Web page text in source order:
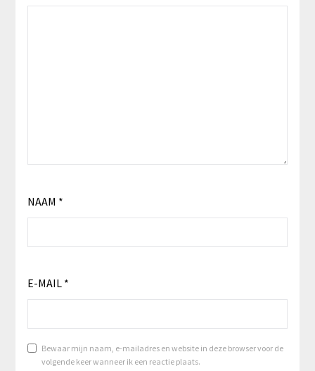
NAAM *
E-MAIL *
Bewaar mijn naam, e-mailadres en website in deze browser voor de
volgende keer wanneer ik een reactie plaats.